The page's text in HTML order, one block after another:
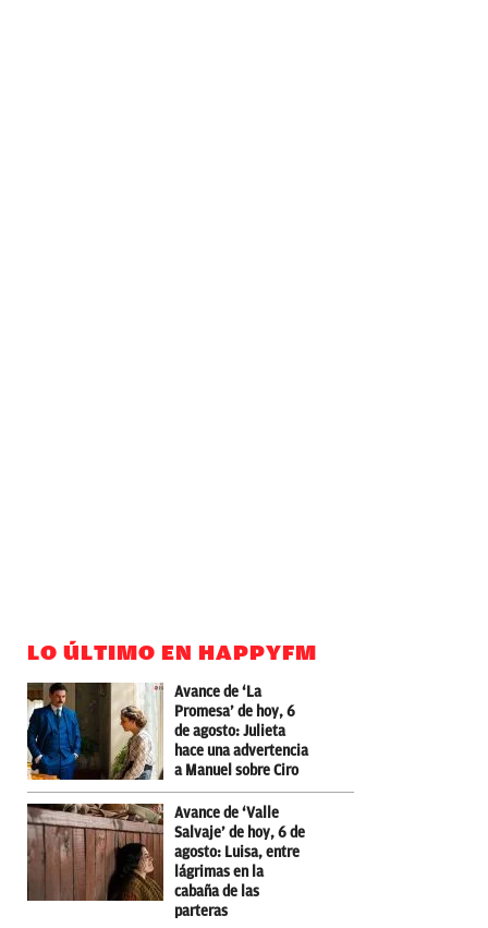
LO ÚLTIMO EN HAPPYFM
Avance de ‘La
Promesa’ de hoy, 6
de agosto: Julieta
hace una advertencia
a Manuel sobre Ciro
Avance de ‘Valle
Salvaje’ de hoy, 6 de
agosto: Luisa, entre
lágrimas en la
cabaña de las
parteras